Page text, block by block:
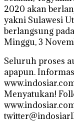
2020 akan
yakni Sulawesi
berlangsung
Minggu, 3
Seluruh proses
apapun.
Menyatukan!